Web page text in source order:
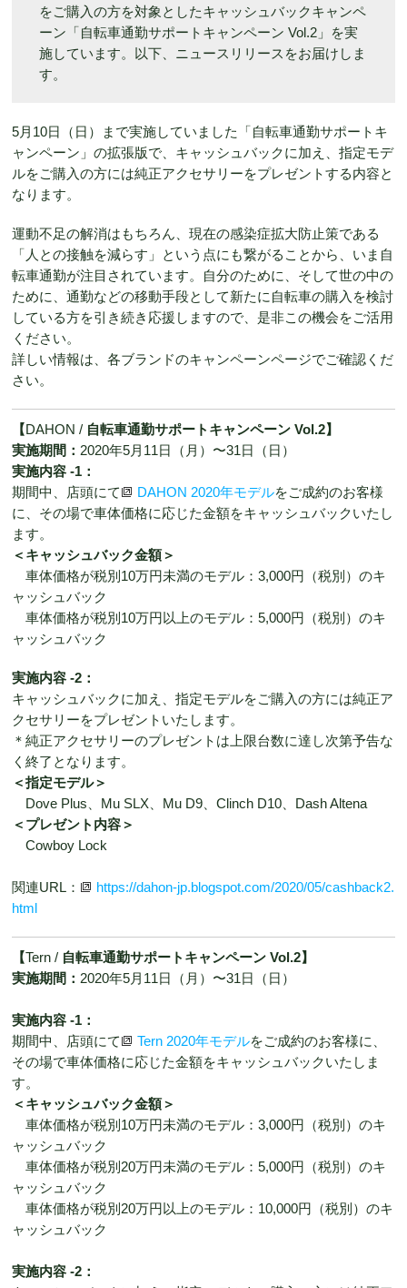
をご購入の方を対象としたキャッシュバックキャンペ
ーン「自転車通勤サポートキャンペーン Vol.2」を実
施しています。以下、ニュースリリースをお届けしま
す。
5月10日（日）まで実施していました「自転車通勤サポートキ
ャンペーン」の拡張版で、キャッシュバックに加え、指定モデ
ルをご購入の方には純正アクセサリーをプレゼントする内容と
なります。
運動不足の解消はもちろん、現在の感染症拡大防止策である
「人との接触を減らす」という点にも繋がることから、いま自
転車通勤が注目されています。自分のために、そして世の中の
ために、通勤などの移動手段として新たに自転車の購入を検討
している方を引き続き応援しますので、是非この機会をご活用
ください。
詳しい情報は、各ブランドのキャンペーンページでご確認くだ
さい。
【DAHON / 自転車通勤サポートキャンペーン Vol.2】
実施期間： 2020年5月11日（月）〜31日（日）
実施内容 -1：
期間中、店頭にて
DAHON 2020年モデルをご成約のお客様
に、その場で車体価格に応じた金額をキャッシュバックいたし
ます。
＜キャッシュバック金額＞
車体価格が税別10万円未満のモデル：3,000円（税別）のキ
ャッシュバック
車体価格が税別10万円以上のモデル：5,000円（税別）のキ
ャッシュバック
実施内容 -2：
キャッシュバックに加え、指定モデルをご購入の方には純正ア
クセサリーをプレゼントいたします。
＊純正アクセサリーのプレゼントは上限台数に達し次第予告な
く終了となります。
＜指定モデル＞
Dove Plus、Mu SLX、Mu D9、Clinch D10、Dash Altena
＜プレゼント内容＞
Cowboy Lock
関連URL：
https://dahon-jp.blogspot.com/2020/05/cashback2.
html
【Tern / 自転車通勤サポートキャンペーン Vol.2】
実施期間： 2020年5月11日（月）〜31日（日）
実施内容 -1：
期間中、店頭にて
Tern 2020年モデルをご成約のお客様に、
その場で車体価格に応じた金額をキャッシュバックいたしま
す。
＜キャッシュバック金額＞
車体価格が税別10万円未満のモデル：3,000円（税別）のキ
ャッシュバック
車体価格が税別20万円未満のモデル：5,000円（税別）のキ
ャッシュバック
車体価格が税別20万円以上のモデル：10,000円（税別）のキ
ャッシュバック
実施内容 -2：